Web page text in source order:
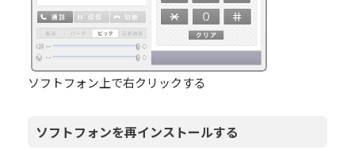
ソフトフォン上で右クリックする
ソフトフォンを再インストールする